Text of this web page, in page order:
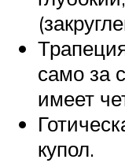
само за
имеет
купол.